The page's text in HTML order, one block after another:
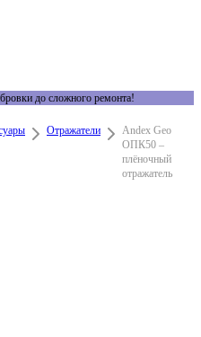
до сложного ремонта!
Отражатели
Andex Geo
ОПК50 –
плёночный
отражатель